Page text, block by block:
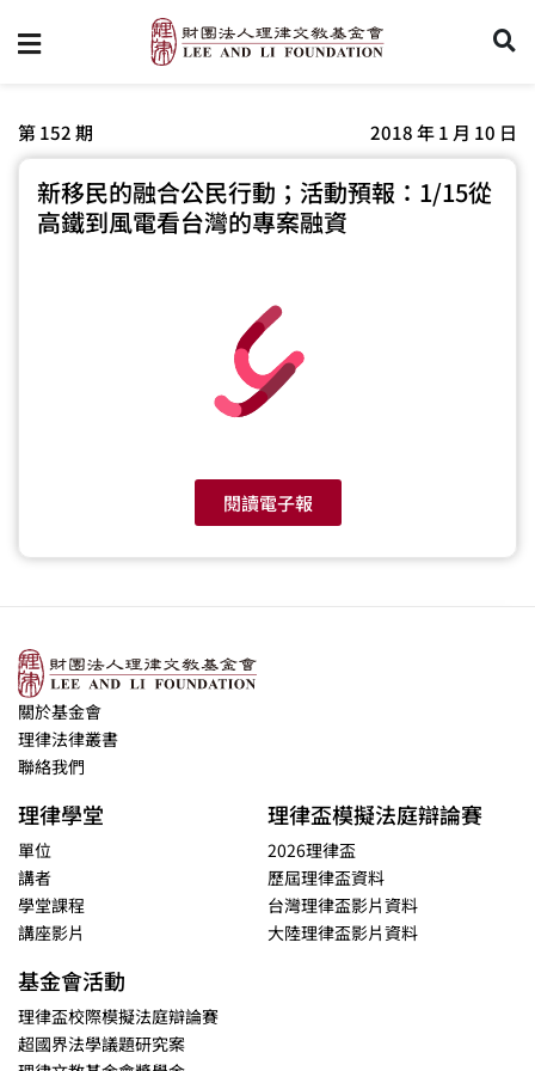
第 152 期 2018 年 1 月 10 日
新移民的融合公民行動；活動預報：1/15從
高鐵到風電看台灣的專案融資
閱讀電子報
關於基金會
理律法律叢書
聯絡我們
理律學堂
單位
講者
學堂課程
講座影片
理律盃模擬法庭辯論賽
2026理律盃
歷屆理律盃資料
台灣理律盃影片資料
大陸理律盃影片資料
基金會活動
理律盃校際模擬法庭辯論賽
超國界法學議題研究案